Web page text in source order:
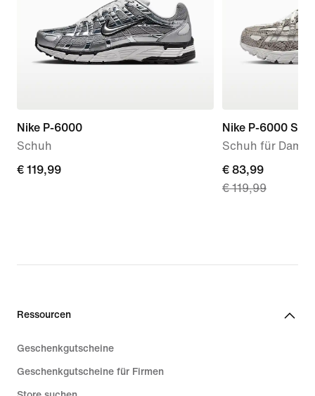
Nike P-6000
Schuh
€ 119,99
€ 119,99
Nike P-6000 SE
Schuh für Damen
current
price
€ 119,99
€ 83,99
€ 119,99
Ressourcen
Geschenkgutscheine
Geschenkgutscheine für Firmen